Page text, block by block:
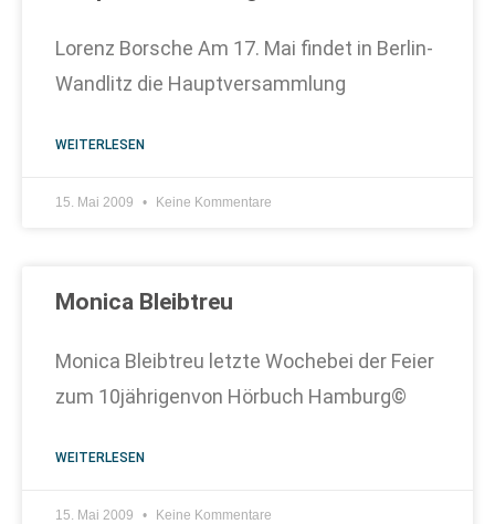
Lorenz Borsche Am 17. Mai findet in Berlin-
Wandlitz die Hauptversammlung
WEITERLESEN
15. Mai 2009 Keine Kommentare
Monica Bleibtreu
Monica Bleibtreu letzte Wochebei der Feier
zum 10jährigenvon Hörbuch Hamburg©
WEITERLESEN
15. Mai 2009 Keine Kommentare